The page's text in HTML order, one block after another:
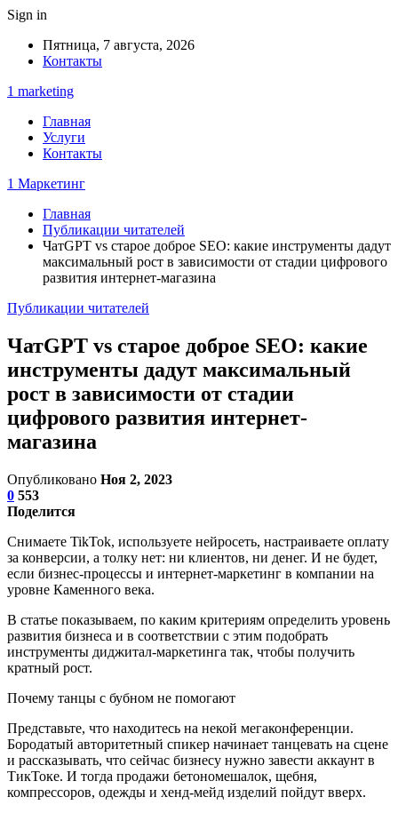
Sign in
Пятница, 7 августа, 2026
Контакты
1 marketing
Главная
Услуги
Контакты
1 Маркетинг
Главная
Публикации читателей
ЧатGPT vs старое доброе SEO: какие инструменты дадут
максимальный рост в зависимости от стадии цифрового
развития интернет-магазина
Публикации читателей
ЧатGPT vs старое доброе SEO: какие
инструменты дадут максимальный
рост в зависимости от стадии
цифрового развития интернет-
магазина
Опубликовано Ноя 2, 2023
0 553
Поделится
Снимаете TikTok, используете нейросеть, настраиваете оплату
за конверсии, а толку нет: ни клиентов, ни денег. И не будет,
если бизнес-процессы и интернет-маркетинг в компании на
уровне Каменного века.
В статье показываем, по каким критериям определить уровень
развития бизнеса и в соответствии с этим подобрать
инструменты диджитал-маркетинга так, чтобы получить
кратный рост.
Почему танцы с бубном не помогают
Представьте, что находитесь на некой мегаконференции.
Бородатый авторитетный спикер начинает танцевать на сцене
и рассказывать, что сейчас бизнесу нужно завести аккаунт в
ТикТоке. И тогда продажи бетономешалок, щебня,
компрессоров, одежды и хенд-мейд изделий пойдут вверх.